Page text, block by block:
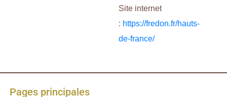
Site internet
: https://fredon.fr/hauts-
de-france/
Pages principales